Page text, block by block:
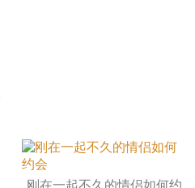
刚在一起不久的情侣如何约